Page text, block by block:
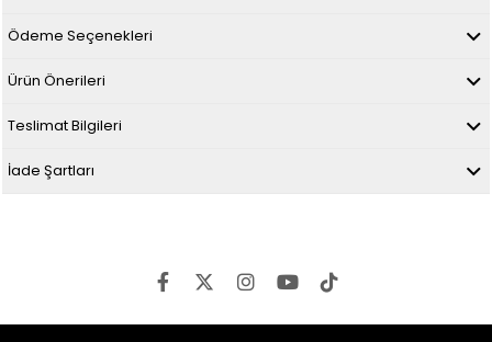
Ödeme Seçenekleri
Ürün Önerileri
Teslimat Bilgileri
İade Şartları